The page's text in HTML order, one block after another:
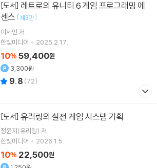
[도서]
센스 [제3판]
이제민 저
한빛미디어
2025.2.17.
10% 59,400원
3,300원
9.8 (72)
[도서] 유리링의 실전 게임 시스템 기획
정윤지(유리링) 저
한빛미디어
2026.1.5.
10% 22,500원